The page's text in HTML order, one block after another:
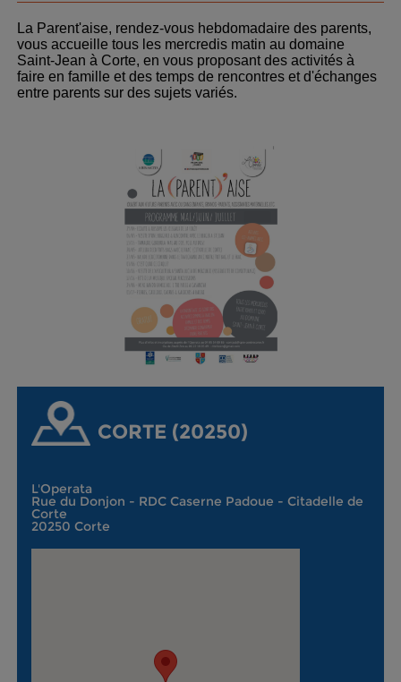
La Parent'aise, rendez-vous hebdomadaire des parents,
vous accueille tous les mercredis matin au domaine
Saint-Jean à Corte, en vous proposant des activités à
faire en famille et des temps de rencontres et d'échanges
entre parents sur des sujets variés.
CORTE (20250)
L'Operata
Rue du Donjon - RDC Caserne Padoue - Citadelle de
Corte
20250 Corte